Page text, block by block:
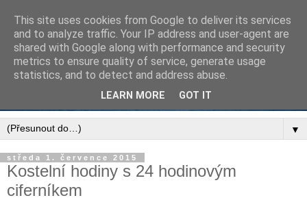
▼
středa 1. července 2015
Kostelní hodiny s 24 hodinovým
ciferníkem
This site uses cookies from Google to deliver its services
and to analyze traffic. Your IP address and user-agent are
shared with Google along with performance and security
metrics to ensure quality of service, generate usage
statistics, and to detect and address abuse.
LEARN MORE GOT IT